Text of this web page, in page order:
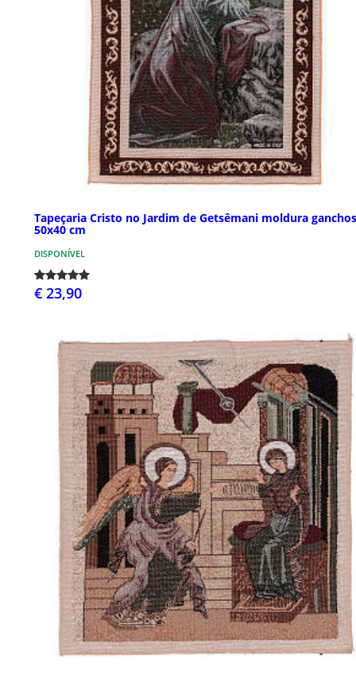
Tapeçaria Cristo no Jardim de Getsêmani moldura ganchos
50x40 cm
DISPONÍVEL
€ 23,90